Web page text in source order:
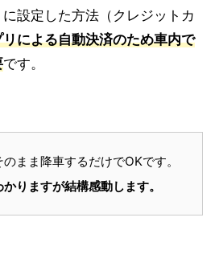
設定した方法（クレジットカ
リによる自動決済のため車内で
です。
まま降車するだけでOKです。
りますが結構感動します。